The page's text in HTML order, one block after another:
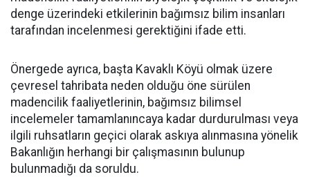
denge üzerindeki etkilerinin bağımsız bilim insanları
tarafından incelenmesi gerektiğini ifade etti.
Önergede ayrıca, başta Kavaklı Köyü olmak üzere
çevresel tahribata neden olduğu öne sürülen
madencilik faaliyetlerinin, bağımsız bilimsel
incelemeler tamamlanıncaya kadar durdurulması veya
ilgili ruhsatların geçici olarak askıya alınmasına yönelik
Bakanlığın herhangi bir çalışmasının bulunup
bulunmadığı da soruldu.